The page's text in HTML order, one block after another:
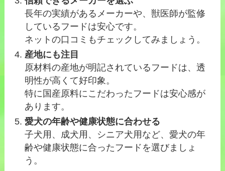
長年の実績があるメーカーや、獣医師が監修
しているフードは安心です。
ネットの口コミもチェックしてみましょう。
産地にも注目
原材料の産地が明記されているフードは、透
明性が高くて好印象。
特に国産原料にこだわったフードは安心感が
あります。
愛犬の年齢や健康状態に合わせる
子犬用、成犬用、シニア犬用など、愛犬の年
齢や健康状態に合ったフードを選びましょ
う。